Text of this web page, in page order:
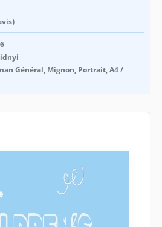
Général, Mignon, Portrait, A4 /